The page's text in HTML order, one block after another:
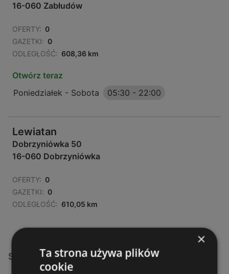
16-060 Zabłudów
OFERTY: 0
GAZETKI: 0
ODLEGŁOŚĆ: 608,36 km
Otwórz teraz
Poniedziałek - Sobota
05:30 - 22:00
Lewiatan
Dobrzyniówka 50
16-060 Dobrzyniówka
OFERTY: 0
GAZETKI: 0
ODLEGŁOŚĆ: 610,05 km
Sklepy Lewiatan w:
×
Ta strona używa plików
cookie